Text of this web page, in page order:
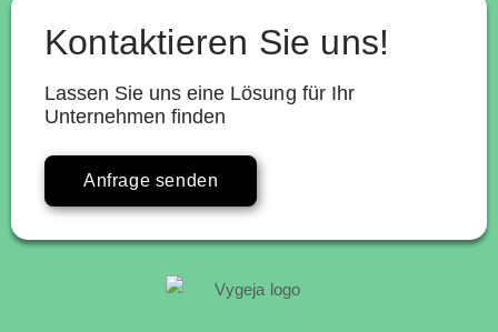
Kontaktieren Sie uns!
Lassen Sie uns eine Lösung für Ihr
Unternehmen finden
Anfrage senden